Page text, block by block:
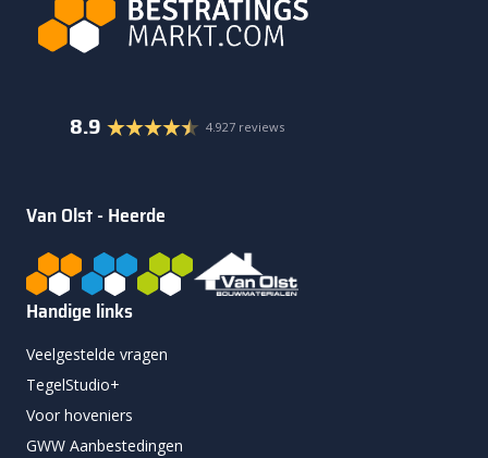
8.9 4.927 reviews
Van Olst - Heerde
Handige links
Veelgestelde vragen
TegelStudio+
Voor hoveniers
GWW Aanbestedingen